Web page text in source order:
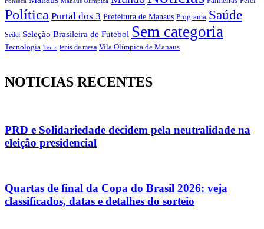
Política Portal dos 3 Prefeitura de Manaus Programa Saúde
Sedel Seleção Brasileira de Futebol Sem categoria
Tecnologia Tenis tenis de mesa Vila Olímpica de Manaus
NOTICIAS RECENTES
PRD e Solidariedade decidem pela neutralidade na
eleição presidencial
Quartas de final da Copa do Brasil 2026: veja
classificados, datas e detalhes do sorteio